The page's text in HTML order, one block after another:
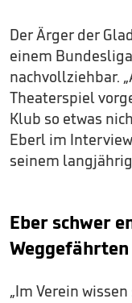
Der Ärger der
einem
nachvollziehbar.
Theaterspiel
Klub so etwas
Eberl im
seinem
Eber schwer
Weggefährten
„Im Verein